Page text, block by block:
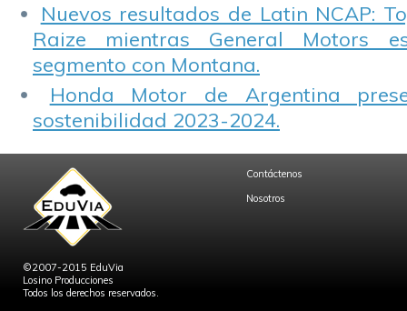
Nuevos resultados de Latin NCAP:
Raize mientras General Motors
segmento con Montana.
Honda Motor de Argentina
sostenibilidad 2023-2024.
©2007-2015 EduVia
Losino Producciones
Todos los derechos reservados.
Contáctenos
Nosotros